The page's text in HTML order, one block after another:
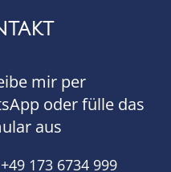
mir per
oder fülle das
aus
+49 173 6734 999